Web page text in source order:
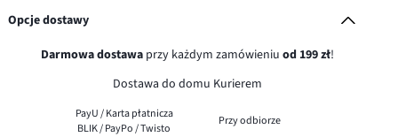
Opcje dostawy
Darmowa dostawaprzy każdym zamówieniu od 199 zł!
Dostawa do domu Kurierem
PayU / Karta płatnicza
BLIK / PayPo / Twisto
Przy odbiorze